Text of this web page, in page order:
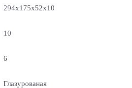
294x175x52x10
10
6
Глазурованая